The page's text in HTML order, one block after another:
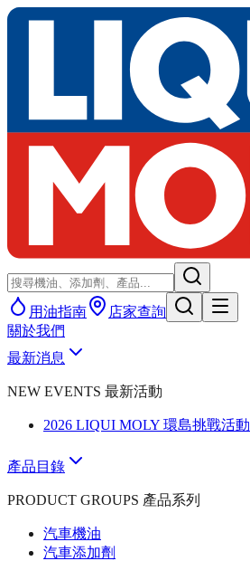
用油指南
店家查詢
關於我們
最新消息
NEW EVENTS 最新活動
2026 LIQUI MOLY 環島挑戰活動
產品目錄
PRODUCT GROUPS 產品系列
汽車機油
汽車添加劑